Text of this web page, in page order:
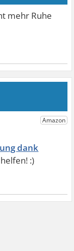
mehr Ruhe
dank